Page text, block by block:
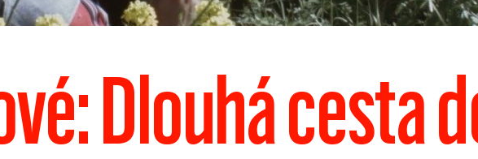
Dlouhá cesta